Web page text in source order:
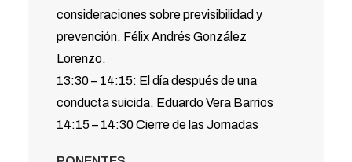
consideraciones sobre previsibilidad y
prevención. Félix Andrés González
Lorenzo.
13:30 – 14:15: El día después de una
conducta suicida. Eduardo Vera Barrios
14:15 – 14:30 Cierre de las Jornadas